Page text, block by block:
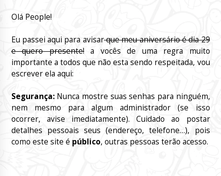
Olá People!
Eu passei aqui para avisarque meu aniversário é dia 29
e quero presente!a vocês de uma regra muito
importante a todos que não esta sendo respeitada, vou
escrever ela aqui:
Segurança:Nunca mostre suas senhas para ninguém,
nem mesmo para algum administrador (se isso
ocorrer, avise imediatamente). Cuidado ao postar
detalhes pessoais seus (endereço, telefone…), pois
como este site é público, outras pessoas terão acesso.